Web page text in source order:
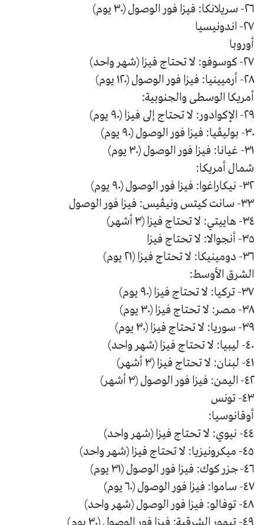
٢٦- سريلانكا: فيزا فور الوصول (٣٠ يوم)
٢٧- اندونيسيا
أوروبا
٢٧- كوسوفو: لا تحتاج فيزا (شهر واحد)
٢٨- أرميينيا: فيزا فور الوصول (١٢٠ يوم)
أمريكا الوسطى والجنوبية:
٢٩- الإكوادور: لا تحتاج إلى فيزا (٩٠ يوم)
٣٠- بوليڤيا: فيزا فور الوصول (٩٠ يوم)
٣١- غيانا: فيزا فور الوصول (٣٠ يوم)
شمال أمريكا:
٣٢- نيكاراغوا: فيزا فور الوصول (٩٠ يوم)
٣٣- سانت كيتس ونيڤيس: فيزا فور الوصول
٣٤- هاييتي: لا تحتاج فيزا (٣ أشهر)
٣٥- أنجوالا: لا تحتاج فيزا
٣٦- دومينيكا: لا تحتاج فيزا (٢١ يوم)
الشرق الأوسط:
٣٧- تركيا: لا تحتاج فيزا (٩٠ يوم)
٣٨- مصر: لا تحتاج فيزا (٣٠ يوم)
٣٩- سوريا: لا تحتاج فيزا (٣٠ يوم)
٤٠- ليبيا: لا تحتاج فيزا (شهر واحد)
٤١- لبنان: لا تحتاج فيزا (٣ أشهر)
٤٢- اليمن: فيزا فور الوصول (٣ أشهر)
٤٣- تونس
أوقانوسيا:
٤٤- نيوي: لا تحتاج فيزا (شهر واحد)
٤٥- ميكرونيزيا: لا تحتاج فيزا (شهر واحد)
٤٦- جزر كوك: فيزا فور الوصول (٣١ يوم)
٤٧- ساموا: فيزا فور الوصول (٦٠ يوم)
٤٨- توفالو: فيزا فور الوصول (شهر واحد)